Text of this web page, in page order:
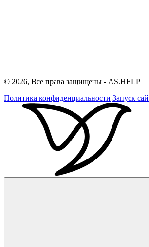
© 2026, Все права защищены - AS.HELP
Политика конфиденциальности Запуск